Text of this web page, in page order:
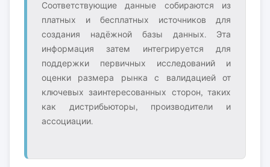
Соответствующие данные собираются из
платных и бесплатных источников для
создания надёжной базы данных. Эта
информация затем интегрируется для
поддержки первичных исследований и
оценки размера рынка с валидацией от
ключевых заинтересованных сторон, таких
как дистрибьюторы, производители и
ассоциации.